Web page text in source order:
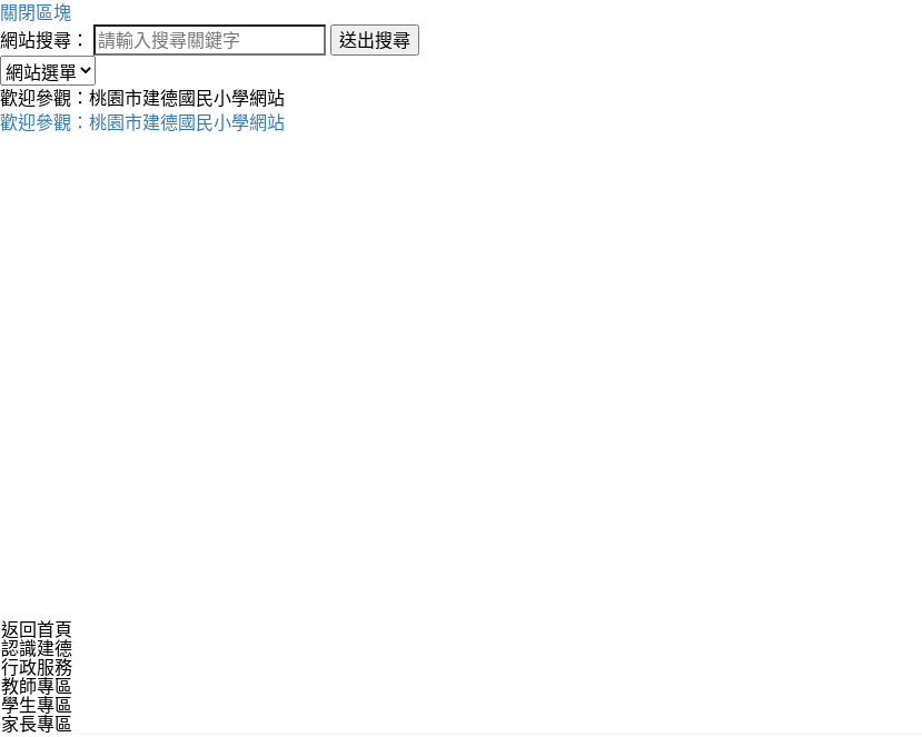
關閉區塊
網站搜尋：
送出搜尋
歡迎參觀：桃園市建德國民小學網站
歡迎參觀：桃園市建德國民小學網站
返回首頁
認識建德
行政服務
教師專區
學生專區
家長專區